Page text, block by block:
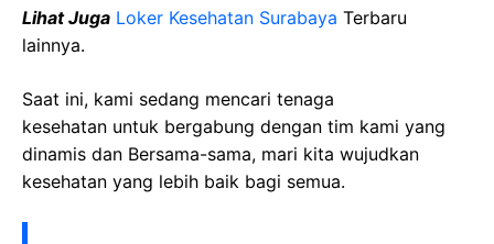
Lihat Juga Loker Kesehatan Surabaya Terbaru
lainnya.
Saat ini, kami sedang mencari tenaga
kesehatan untuk bergabung dengan tim kami yang
dinamis dan Bersama-sama, mari kita wujudkan
kesehatan yang lebih baik bagi semua.